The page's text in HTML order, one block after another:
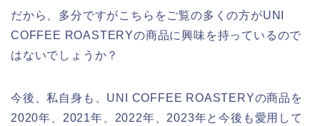
だから、多分ですがこちらをご覧の多くの方がUNI
COFFEE ROASTERYの商品に興味を持っているので
はないでしょうか？
今後、私自身も、UNI COFFEE ROASTERYの商品を
2020年、2021年、2022年、2023年と今後も愛用して